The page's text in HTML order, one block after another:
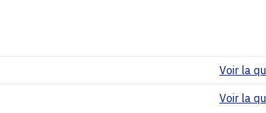
Voir la
Voir la